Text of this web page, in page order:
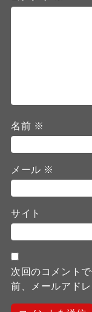
名前 ※
メール ※
サイト
次回のコメント
前、メールアド